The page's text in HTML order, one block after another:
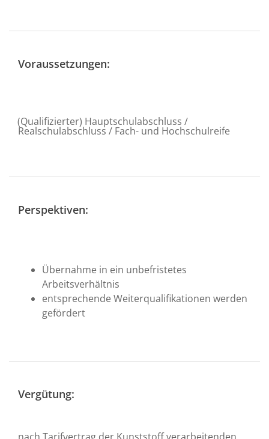
Voraussetzungen:
(Qualifizierter) Hauptschulabschluss /
Realschulabschluss / Fach- und Hochschulreife
Perspektiven:
Übernahme in ein unbefristetes
Arbeitsverhältnis
entsprechende Weiterqualifikationen werden
gefördert
Vergütung: